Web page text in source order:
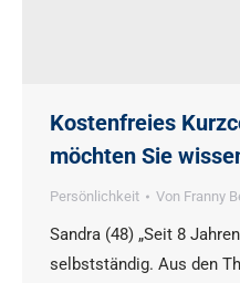
Kostenfreies
möchten Sie
Persönlichkeit Von Franny
Sandra (48) „Seit 8
selbstständig. Aus den